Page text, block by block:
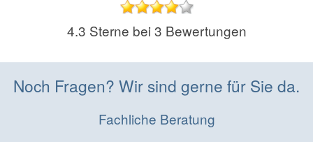
4.3 Sterne bei 3 Bewertungen
Noch Fragen? Wir sind gerne für Sie da.
Fachliche Beratung